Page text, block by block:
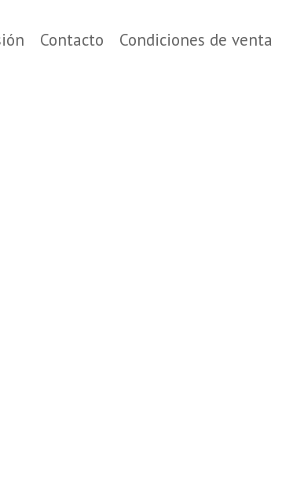
Contacto Condiciones de venta